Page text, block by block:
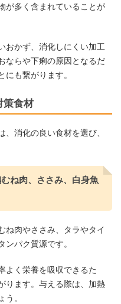
が多く含まれていることが
おかず、消化しにくい加工
ならや下痢の原因となるだ
も繋がります。
策食材
消化の良い食材を選び、
ね肉、ささみ、白身魚
ね肉やささみ、タラやタイ
パク質源です。
よく栄養を吸収できるた
ります。与える際は、加熱
。